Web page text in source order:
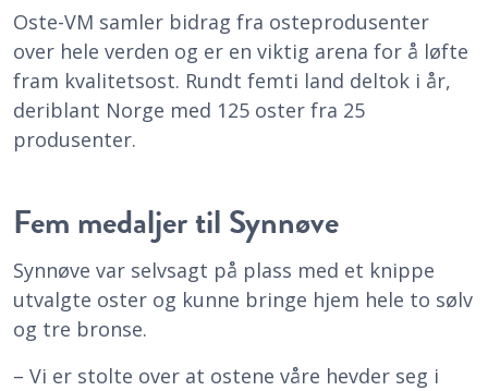
Oste-VM samler bidrag fra osteprodusenter
over hele verden og er en viktig arena for å løfte
fram kvalitetsost. Rundt femti land deltok i år,
deriblant Norge med 125 oster fra 25
produsenter.
Fem medaljer til Synnøve
Synnøve var selvsagt på plass med et knippe
utvalgte oster og kunne bringe hjem hele to sølv
og tre bronse.
– Vi er stolte over at ostene våre hevder seg i